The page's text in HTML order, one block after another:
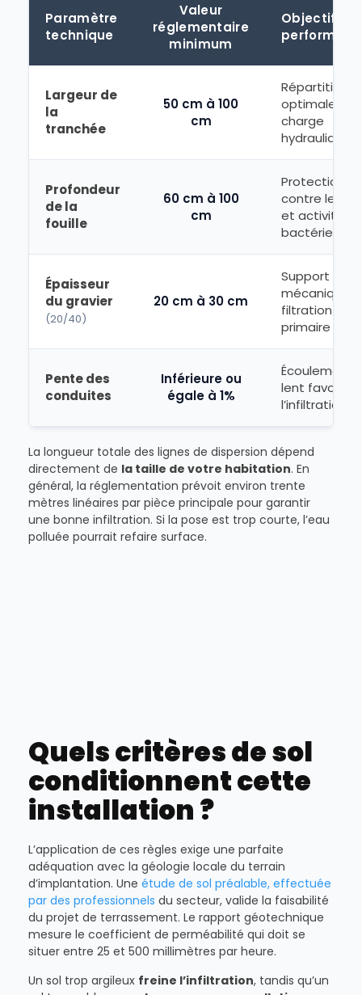
Paramètre
technique
Valeur
réglementaire
minimum
Objectif de
Largeur de
la
tranchée
50 cm à 100
cm
Répartition
optimale de
charge
hydraulique
Profondeur
de la
fouille
60 cm à 100
cm
Protection
contre le gel
et activité
bactérienne
Épaisseur
du gravier
(20/40)
20 cm à 30 cm
Support
mécanique
filtration
primaire
Pente des
conduites
Inférieure ou
égale à 1%
Écoulement
lent
l’infiltration
La longueur totale des lignes de dispersion dépend
directement de la taille de votre habitation. En
général, la réglementation prévoit environ trente
mètres linéaires par pièce principale pour garantir
une bonne infiltration. Si la pose est trop courte, l’eau
polluée pourrait refaire surface.
Quels critères de sol
conditionnent cette
installation ?
L’application de ces règles exige une parfaite
adéquation avec la géologie locale du terrain
d’implantation. Une étude de sol préalable, effectuée
par des professionnels du secteur, valide la faisabilité
du projet de terrassement. Le rapport géotechnique
mesure le coefficient de perméabilité qui doit se
situer entre 25 et 500 millimètres par heure.
Un sol trop argileux freine l’infiltration, tandis qu’un